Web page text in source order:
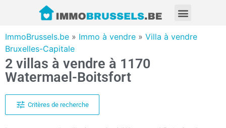
ImmoBrussels.be » Immo à vendre » Villa à vendre
Bruxelles-Capitale
2 villas à vendre à 1170
Watermael-Boitsfort
Critères de recherche